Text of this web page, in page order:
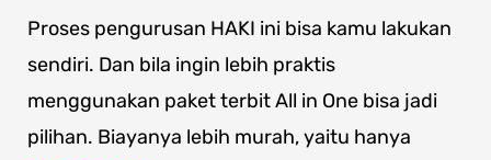
Proses pengurusan HAKI ini bisa kamu lakukan
sendiri. Dan bila ingin lebih praktis
menggunakan paket terbit All in One bisa jadi
pilihan. Biayanya lebih murah, yaitu hanya